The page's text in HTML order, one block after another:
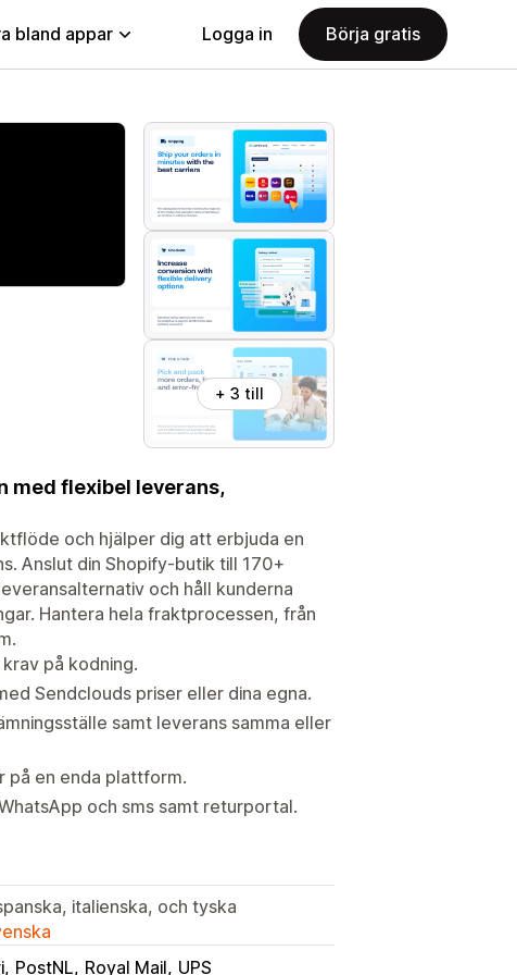
bland appar Logga in Börja gratis
+ 3 till
med flexibel leverans,
och hjälper dig att erbjuda en
Anslut din Shopify-butik till 170+
och håll kunderna
Hantera hela fraktprocessen, från
på kodning.
Sendclouds priser eller dina egna.
samt leverans samma eller
på en enda plattform.
och sms samt returportal.
italienska, och tyska
PostNL Royal Mail UPS